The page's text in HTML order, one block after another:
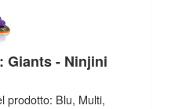
Giants - Ninjini
prodotto: Blu, Multi,